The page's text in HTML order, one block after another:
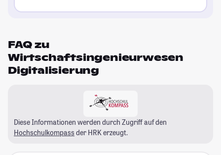
FAQ zu
Wirtschaftsingenieurwesen
Digitalisierung
Diese Informationen werden durch Zugriff auf den
Hochschulkompass der HRK erzeugt.